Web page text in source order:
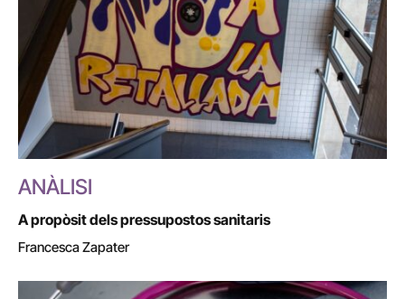
ANÀLISI
A propòsit dels pressupostos sanitaris
Francesca Zapater